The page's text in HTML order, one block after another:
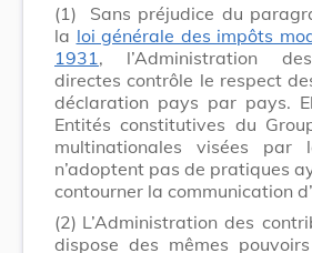
(1) Sans préjudice du
la loi générale des impôts
1931 , l’Administration
directes contrôle le respect
déclaration pays par pays.
Entités constitutives du
multinationales visées par
n’adoptent pas de pratiques
contourner la communication
(2) L’Administration des
dispose des mêmes